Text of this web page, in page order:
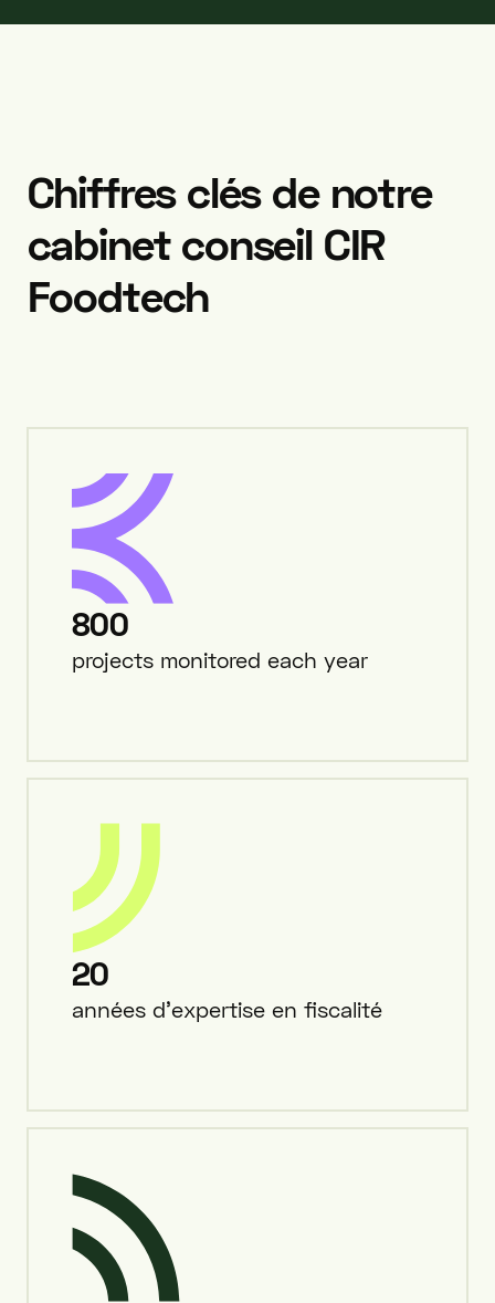
Chiffres clés de notre
cabinet conseil CIR
Foodtech
800
projects monitored each year
20
années d’expertise en fiscalité